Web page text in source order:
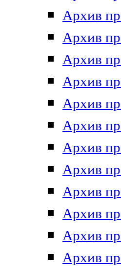
Архив
Архив
Архив
Архив
Архив
Архив
Архив
Архив
Архив
Архив
Архив
Архив